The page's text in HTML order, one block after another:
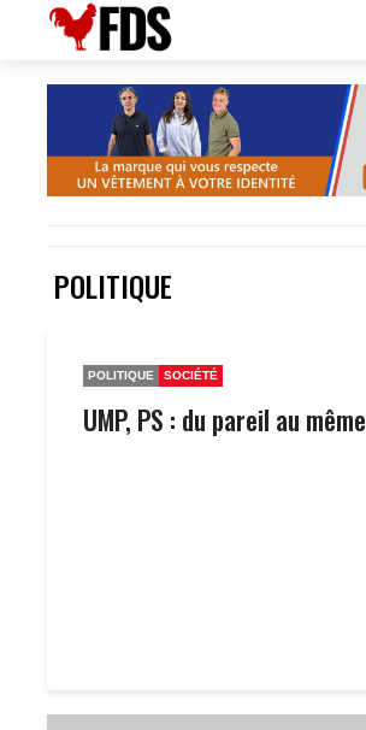
POLITIQUE
POLITIQUE SOCIÉTÉ
UMP, PS : du pareil au même